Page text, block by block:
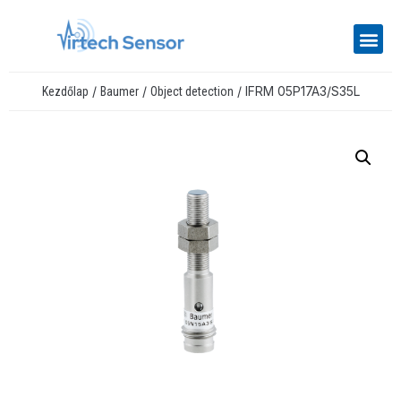
Kezdőlap / Baumer/ Object detection / IFRM 05P17A3/S35L